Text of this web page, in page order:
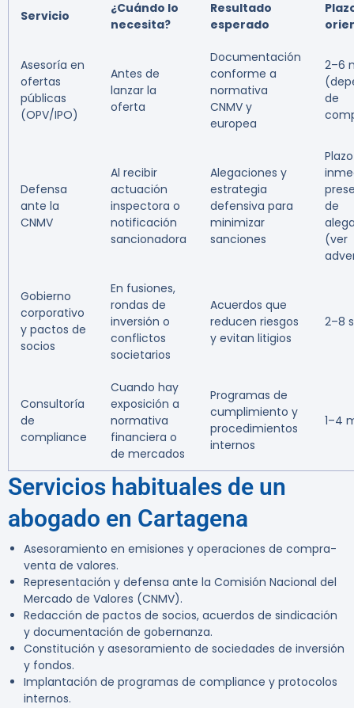
Servicio
¿Cuándo lo
necesita?
Resultado
esperado
Asesoría en
ofertas
públicas
(OPV/IPO)
Antes de
lanzar la
oferta
Documentación
conforme a
normativa
CNMV y
europea
2–6
de
Defensa
ante la
CNMV
Al recibir
actuación
inspectora o
notificación
sancionadora
Alegaciones y
estrategia
defensiva para
minimizar
sanciones
Plazo
de
(ver
Gobierno
corporativo
y pactos de
socios
En fusiones,
rondas de
inversión o
conflictos
societarios
Acuerdos que
reducen riesgos
y evitan litigios
2–8
Consultoría
de
compliance
Cuando hay
exposición a
normativa
financiera o
de mercados
Programas de
cumplimiento y
procedimientos
internos
1–4
Servicios habituales de un
abogado en Cartagena
Asesoramiento en emisiones y operaciones de compra-
venta de valores.
Representación y defensa ante la Comisión Nacional del
Mercado de Valores (CNMV).
Redacción de pactos de socios, acuerdos de sindicación
y documentación de gobernanza.
Constitución y asesoramiento de sociedades de inversión
y fondos.
Implantación de programas de compliance y protocolos
internos.